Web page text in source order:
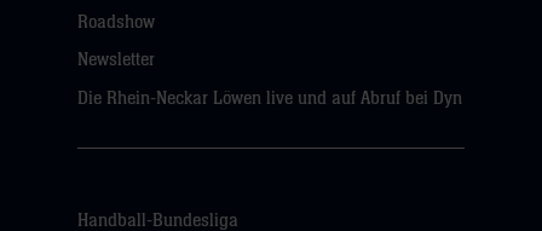
Roadshow
Newsletter
Die Rhein-Neckar Löwen live und auf Abruf bei Dyn
Handball-Bundesliga